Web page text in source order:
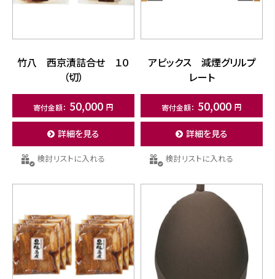
竹八 西京漬詰合せ １０
（切）
50,000
詳細を見る
検討リストに入れる
アピックス 減煙グリルプ
レート
50,000
詳細を見る
検討リストに入れる